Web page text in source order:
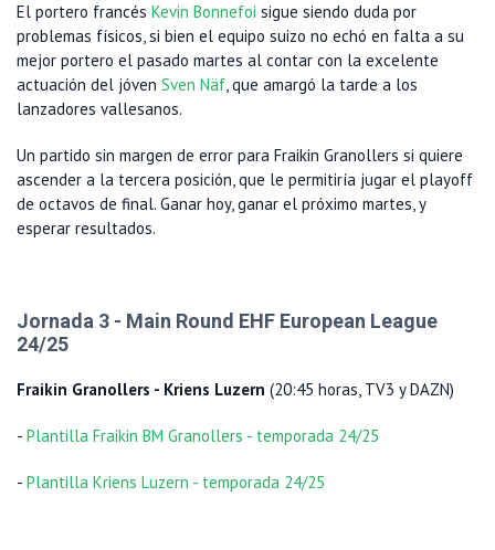
El portero francés Kevin Bonnefoi sigue siendo duda por
problemas físicos, si bien el equipo suizo no echó en falta a su
mejor portero el pasado martes al contar con la excelente
actuación del jóven Sven Näf, que amargó la tarde a los
lanzadores vallesanos.
Un partido sin margen de error para Fraikin Granollers si quiere
ascender a la tercera posición, que le permitiría jugar el playoff
de octavos de final. Ganar hoy, ganar el próximo martes, y
esperar resultados.
Jornada 3 - Main Round EHF European League
24/25
Fraikin Granollers - Kriens Luzern (20:45 horas, TV3 y DAZN)
- Plantilla Fraikin BM Granollers - temporada 24/25
- Plantilla Kriens Luzern - temporada 24/25